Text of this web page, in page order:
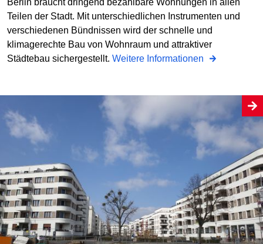
Berlin braucht dringend bezahlbare Wohnungen in allen
Teilen der Stadt. Mit unterschiedlichen Instrumenten und
verschiedenen Bündnissen wird der schnelle und
klimagerechte Bau von Wohnraum und attraktiver
Städtebau sichergestellt. Weitere Informationen